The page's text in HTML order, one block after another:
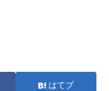
はてブ